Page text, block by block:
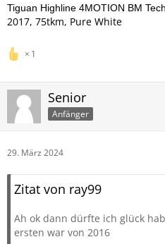
Tiguan Highline 4MOTION BM
2017, 75tkm, Pure White
1
Senior
Anfänger
29. März 2024
Zitat von ray99
Ah ok dann dürfte ich glück
ersten war von 2016